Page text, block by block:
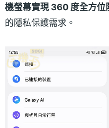
機螢幕實現 360 度全方位
的隱私保護需求。